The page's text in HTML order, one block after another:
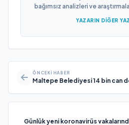
bağımsız analizleri ve
YAZARIN DIĞER
ÖNCEKI HABER
Maltepe Belediyesi 14 bin can
Günlük yeni koronavirüs